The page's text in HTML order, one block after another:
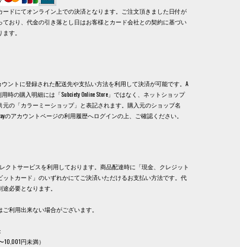
ードにてオンライン上での決済となります。ご注文頂きました日付が
ており、代金の引き落とし日はお客様とカード会社との契約に基づい
す。
ウントに登録された配送先や支払い方法を利用して決済が可能です。A
用時の購入明細には「Subciety Online Store」ではなく、ネットショップ
元の「カラーミーショップ」と表記されます。購入元のショップ名
のアカウントページの利用履歴へログインの上、ご確認ください。
クトサービスを利用しております。商品配達時に「現金、クレジット
ットカード」のいずれかにてご決済いただけるお支払い方法です。代
必要となります。
利用出来ない場合がございます。
10,001円未満）